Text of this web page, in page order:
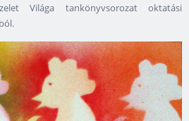
Világa tankönyvsorozat oktatási